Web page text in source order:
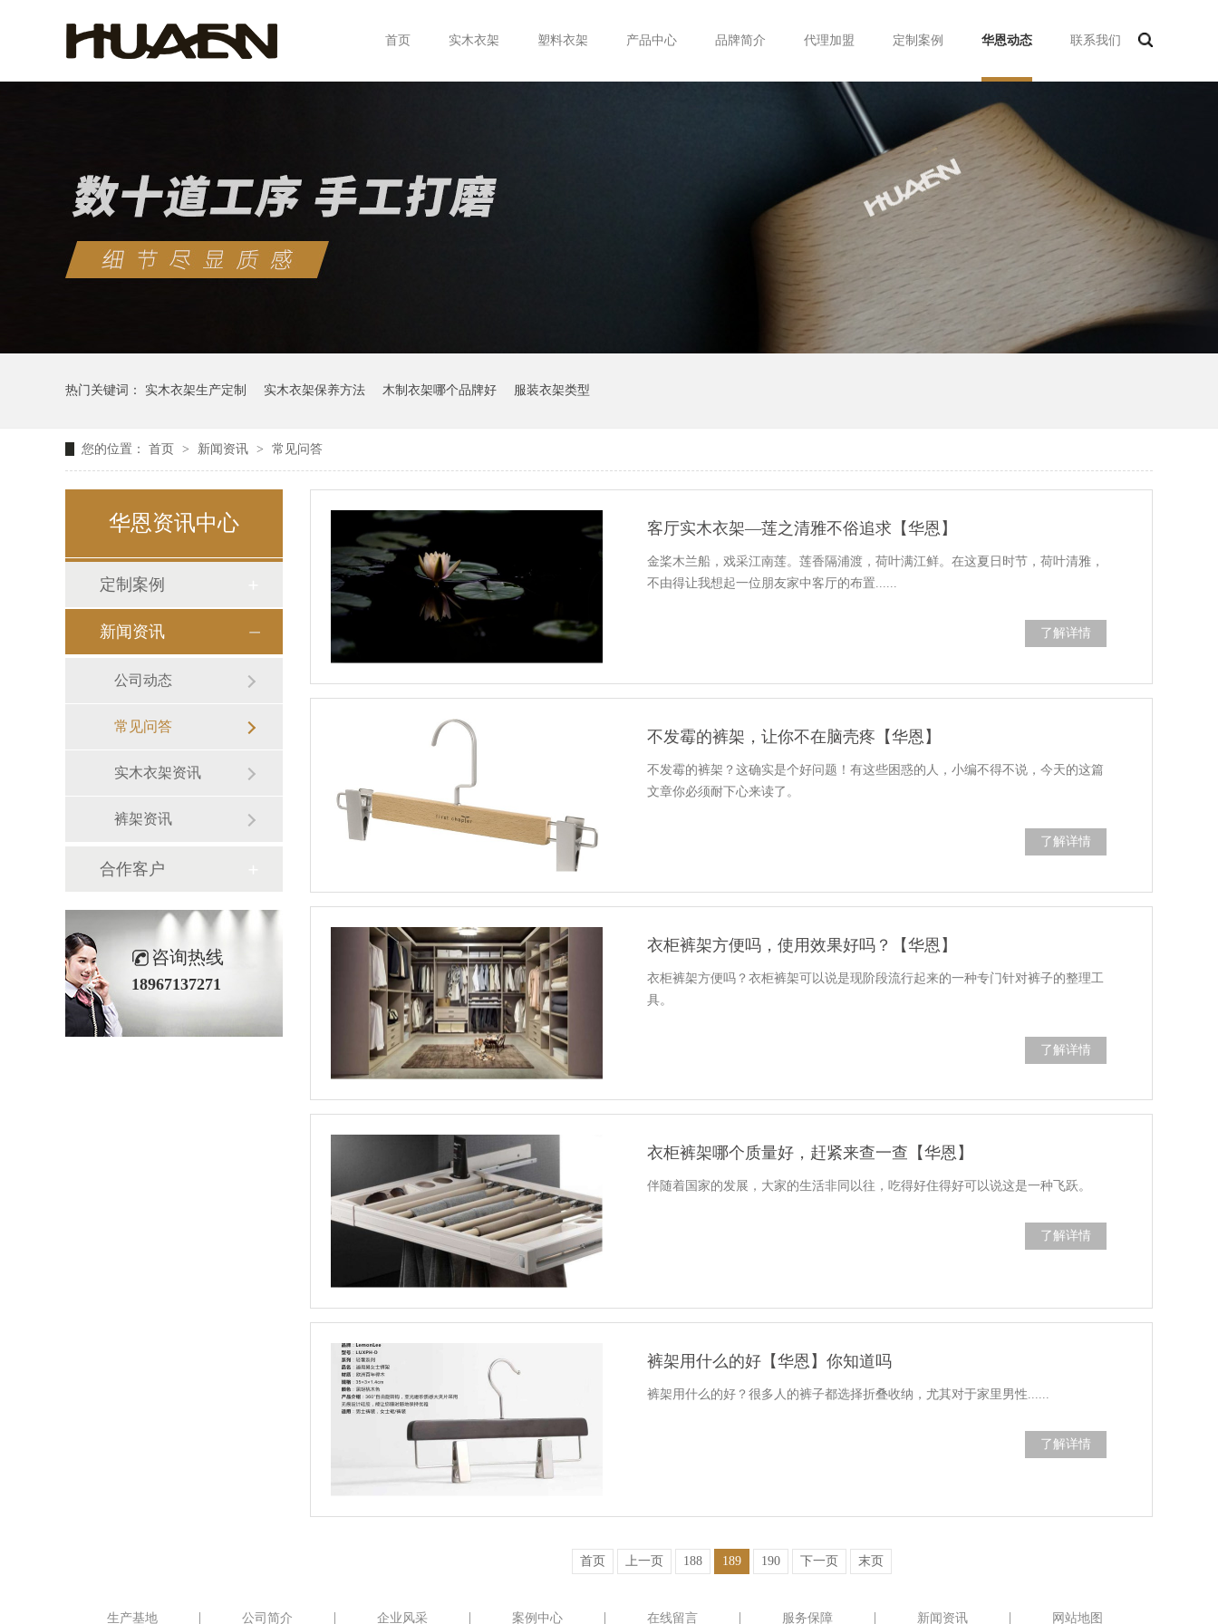
首页 实木衣架 塑料衣架 产品中心 品牌简介 代理加盟 定制案例 华恩动态 联系我们
热门关键词： 实木衣架生产定制 实木衣架保养方法 木制衣架哪个品牌好 服装衣架类型
您的位置： 首页 > 新闻资讯 > 常见问答
华恩资讯中心
定制案例
新闻资讯
公司动态
常见问答
实木衣架资讯
裤架资讯
合作客户
咨询热线
18967137271
客厅实木衣架—莲之清雅不俗追求【华恩】
金桨木兰船，戏采江南莲。莲香隔浦渡，荷叶满江鲜。在这夏日时节，荷叶清雅，
不由得让我想起一位朋友家中客厅的布置......
了解详情
不发霉的裤架，让你不在脑壳疼【华恩】
不发霉的裤架？这确实是个好问题！有这些困惑的人，小编不得不说，今天的这篇
文章你必须耐下心来读了。
了解详情
衣柜裤架方便吗，使用效果好吗？【华恩】
衣柜裤架方便吗？衣柜裤架可以说是现阶段流行起来的一种专门针对裤子的整理工
具。
了解详情
衣柜裤架哪个质量好，赶紧来查一查【华恩】
伴随着国家的发展，大家的生活非同以往，吃得好住得好可以说这是一种飞跃。
了解详情
裤架用什么的好【华恩】你知道吗
裤架用什么的好？很多人的裤子都选择折叠收纳，尤其对于家里男性......
了解详情
首页 上一页 188 189 190 下一页 末页
生产基地 公司简介 企业风采 案例中心 在线留言 服务保障 新闻资讯 网站地图